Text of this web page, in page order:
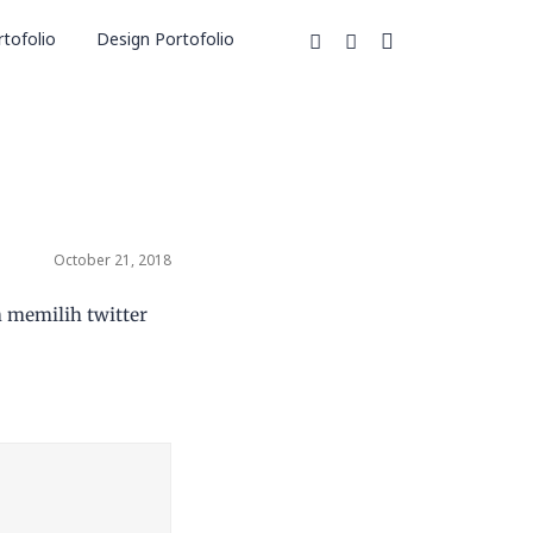
Design Portofolio
October 21, 2018
memilih twitter